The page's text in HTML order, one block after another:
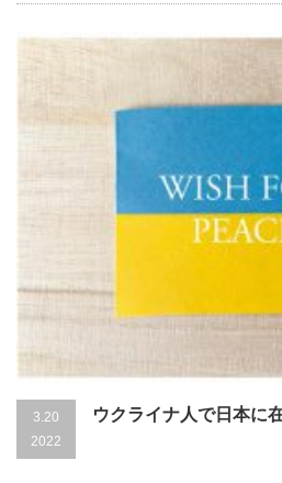
3.20
2022
ウクライナ人で日本に